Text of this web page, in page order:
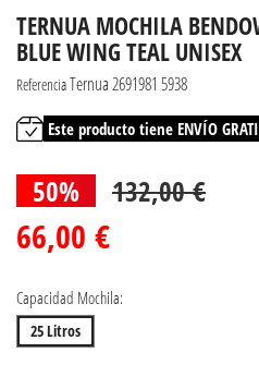
TERNUA MOCHILA
BLUE WING TEAL UNISEX
ReferenciaTernua 2691981 5938
Este producto tiene ENVÍO
50% 132,00 €
66,00 €
Capacidad Mochila:
25 Litros